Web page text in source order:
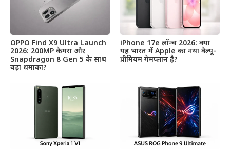
OPPO Find X9 Ultra Launch
2026: 200MP कैमरा और
Snapdragon 8 Gen 5 के साथ
बड़ा धमाका?
iPhone 17e लॉन्च 2026: क्या
यह भारत में Apple का नया वैल्यू-
प्रीमियम गेमप्लान है?